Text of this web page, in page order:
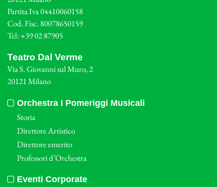
Partita Iva 04410060158
Cod. Fisc. 80078650159
Tel: +39 02 87905
Teatro Dal Verme
Via S. Giovanni sul Muro, 2
20121 Milano
Orchestra I Pomeriggi Musicali
Storia
Direttore Artistico
Direttore emerito
Professori d’Orchestra
Eventi Corporate